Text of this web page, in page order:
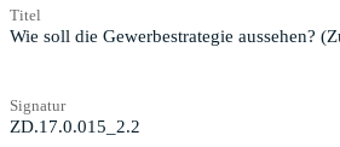
Titel
Wie soll die Gewerbestrategie aussehen?
Signatur
ZD.17.0.015_2.2